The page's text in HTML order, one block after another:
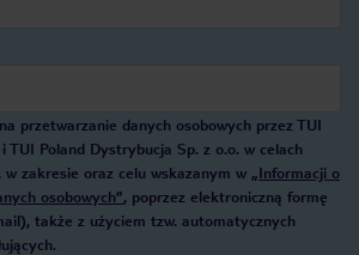
przetwarzanie danych osobowych przez TUI
TUI Poland Dystrybucja Sp. z o.o. w celach
w zakresie oraz celu wskazanym w „Informacji o
osobowych”, poprzez elektroniczną formę
także z użyciem tzw. automatycznych